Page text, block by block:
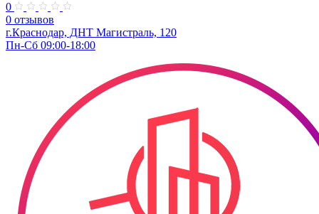
0
0 отзывов
г.Краснодар, ​ДНТ Магистраль, 120
Пн-Сб 09:00-18:00